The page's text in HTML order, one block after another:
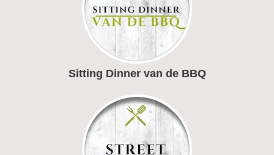
Sitting Dinner van de BBQ